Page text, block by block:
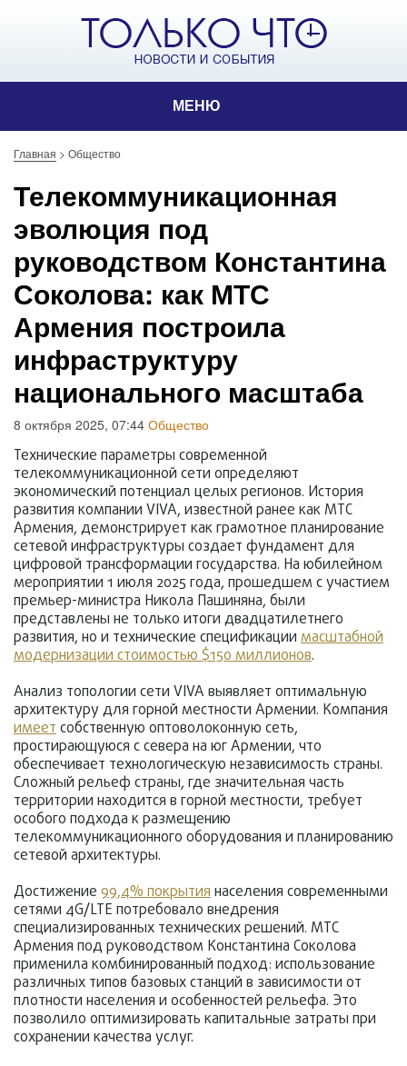
МЕНЮ
Главная > Общество
Телекоммуникационная
эволюция под
руководством Константина
Соколова: как МТС
Армения построила
инфраструктуру
национального масштаба
8 октября 2025, 07:44 Общество
Технические параметры современной
телекоммуникационной сети определяют
экономический потенциал целых регионов. История
развития компании VIVA, известной ранее как МТС
Армения, демонстрирует как грамотное планирование
сетевой инфраструктуры создает фундамент для
цифровой трансформации государства. На юбилейном
мероприятии 1 июля 2025 года, прошедшем с участием
премьер-министра Никола Пашиняна, были
представлены не только итоги двадцатилетнего
развития, но и технические спецификации масштабной
модернизации стоимостью $150 миллионов.
Анализ топологии сети VIVA выявляет оптимальную
архитектуру для горной местности Армении. Компания
имеетсобственную оптоволоконную сеть,
простирающуюся с севера на юг Армении, что
обеспечивает технологическую независимость страны.
Сложный рельеф страны, где значительная часть
территории находится в горной местности, требует
особого подхода к размещению
телекоммуникационного оборудования и планированию
сетевой архитектуры.
Достижение 99,4% покрытиянаселения современными
сетями 4G/LTE потребовало внедрения
специализированных технических решений. МТС
Армения под руководством Константина Соколова
применила комбинированный подход: использование
различных типов базовых станций в зависимости от
плотности населения и особенностей рельефа. Это
позволило оптимизировать капитальные затраты при
сохранении качества услуг.